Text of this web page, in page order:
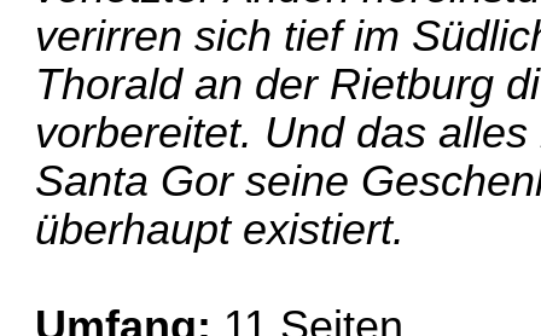
verirren sich tief im
Thorald an der Rietburg
vorbereitet. Und das
Santa Gor seine
überhaupt existiert.
Umfang: 11 Seiten